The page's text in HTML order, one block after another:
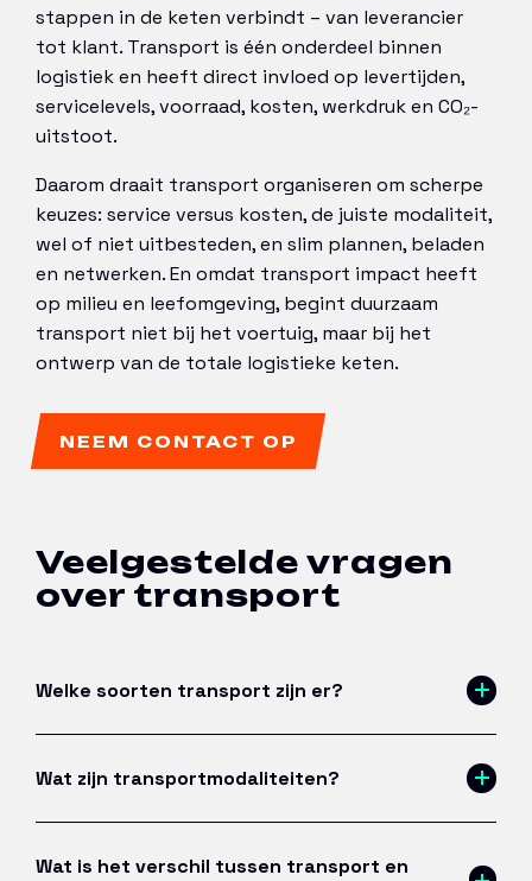
stappen in de keten verbindt – van leverancier
tot klant. Transport is één onderdeel binnen
logistiek en heeft direct invloed op levertijden,
servicelevels, voorraad, kosten, werkdruk en CO₂-
uitstoot.
Daarom draait transport organiseren om scherpe
keuzes: service versus kosten, de juiste modaliteit,
wel of niet uitbesteden, en slim plannen, beladen
en netwerken. En omdat transport impact heeft
op milieu en leefomgeving, begint duurzaam
transport niet bij het voertuig, maar bij het
ontwerp van de totale logistieke keten.
NEEM CONTACT OP
Veelgestelde vragen
over transport
Welke soorten transport zijn er?
Wat zijn transportmodaliteiten?
Wat is het verschil tussen transport en